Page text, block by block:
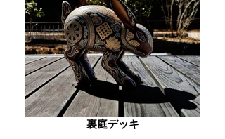
裏庭デッキ